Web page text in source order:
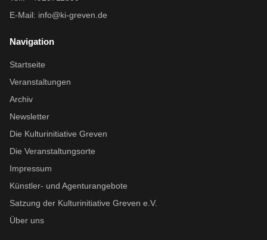
E-Mail: info@ki-greven.de
Navigation
Startseite
Veranstaltungen
Archiv
Newsletter
Die Kulturinitiative Greven
Die Veranstaltungsorte
Impressum
Künstler- und Agenturangebote
Satzung der Kulturinitiative Greven e.V.
Über uns